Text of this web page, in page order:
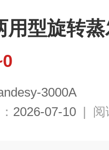
用型旋转
3000A
2026-07-10 | 阅